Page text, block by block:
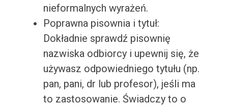
nieformalnych wyrażeń.
Poprawna pisownia i tytuł:
Dokładnie sprawdź pisownię
nazwiska odbiorcy i upewnij się, że
używasz odpowiedniego tytułu (np.
pan, pani, dr lub profesor), jeśli ma
to zastosowanie. Świadczy to o